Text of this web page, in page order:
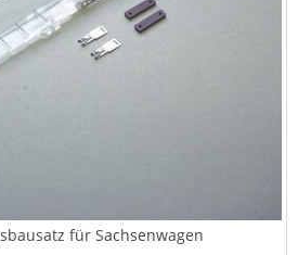
für Sachsenwagen